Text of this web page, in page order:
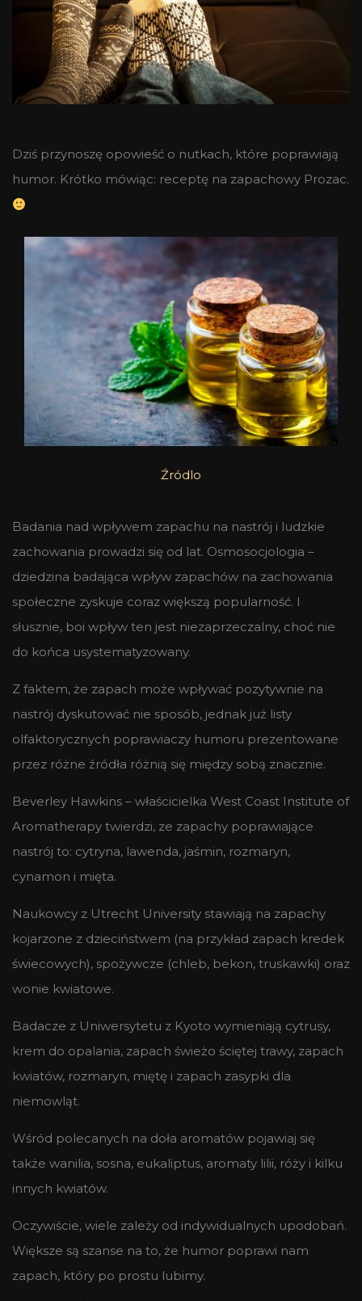
Dziś przynoszę opowieść o nutkach, które poprawiają
humor. Krótko mówiąc: receptę na zapachowy Prozac.
Źródlo
Badania nad wpływem zapachu na nastrój i ludzkie
zachowania prowadzi się od lat. Osmosocjologia –
dziedzina badająca wpływ zapachów na zachowania
społeczne zyskuje coraz większą popularność. I
słusznie, boi wpływ ten jest niezaprzeczalny, choć nie
do końca usystematyzowany.
Z faktem, że zapach może wpływać pozytywnie na
nastrój dyskutować nie sposób, jednak już listy
olfaktorycznych poprawiaczy humoru prezentowane
przez różne źródła różnią się między sobą znacznie.
Beverley Hawkins – właścicielka West Coast Institute of
Aromatherapy twierdzi, ze zapachy poprawiające
nastrój to: cytryna, lawenda, jaśmin, rozmaryn,
cynamon i mięta.
Naukowcy z Utrecht University stawiają na zapachy
kojarzone z dzieciństwem (na przykład zapach kredek
świecowych), spożywcze (chleb, bekon, truskawki) oraz
wonie kwiatowe.
Badacze z Uniwersytetu z Kyoto wymieniają cytrusy,
krem do opalania, zapach świeżo ściętej trawy, zapach
kwiatów, rozmaryn, miętę i zapach zasypki dla
niemowląt.
Wśród polecanych na doła aromatów pojawiaj się
także wanilia, sosna, eukaliptus, aromaty lilii, róży i kilku
innych kwiatów.
Oczywiście, wiele zależy od indywidualnych upodobań.
Większe są szanse na to, że humor poprawi nam
zapach, który po prostu lubimy.